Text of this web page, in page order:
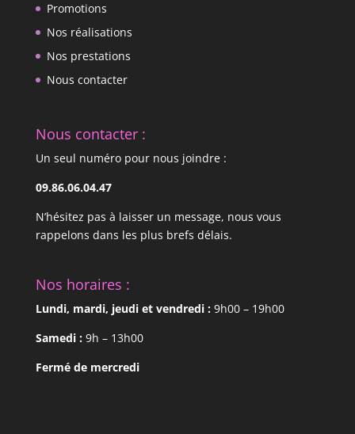
Promotions
Nos réalisations
Nos prestations
Nous contacter
Nous contacter :
Un seul numéro pour nous joindre :
09.86.06.04.47
N’hésitez pas à laisser un message, nous vous
rappelons dans les plus brefs délais.
Nos horaires :
Lundi, mardi, jeudi et vendredi : 9h00 – 19h00
Samedi : 9h – 13h00
Fermé de mercredi